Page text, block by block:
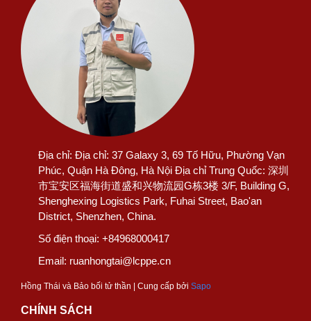
Địa chỉ: Địa chỉ: 37 Galaxy 3, 69 Tố Hữu, Phường Vạn
Phúc, Quận Hà Đông, Hà Nội Địa chỉ Trung Quốc: 深圳
市宝安区福海街道盛和兴物流园G栋3楼 3/F, Building G,
Shenghexing Logistics Park, Fuhai Street, Bao'an
District, Shenzhen, China.
Số điện thoại: +84968000417
Email: ruanhongtai@lcppe.cn
Hồng Thái và Bảo bối tử thần | Cung cấp bởi Sapo
CHÍNH SÁCH